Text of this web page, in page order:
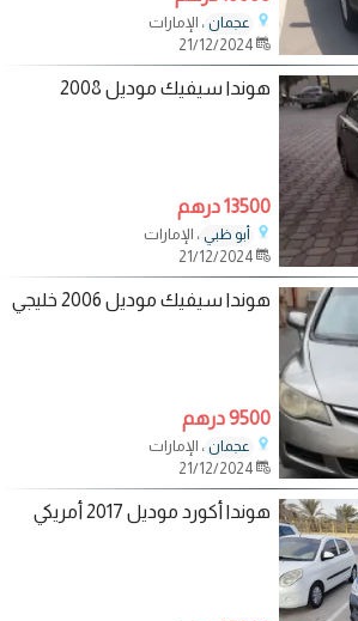
عجمان ، الإمارات
هوندا سيفيك موديل 2008
13500 درهم
أبو ظبي ، الإمارات
هوندا سيفيك موديل 2006 خليجي
9500 درهم
عجمان ، الإمارات
هوندا أكورد موديل 2017 أمريكي